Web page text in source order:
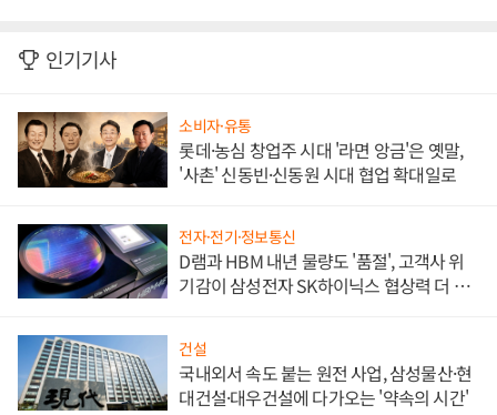
인기기사
소비자·유통
롯데·농심 창업주 시대 '라면 앙금'은 옛말,
'사촌' 신동빈·신동원 시대 협업 확대일로
전자·전기·정보통신
D램과 HBM 내년 물량도 '품절', 고객사 위
기감이 삼성전자 SK하이닉스 협상력 더 키
건설
국내외서 속도 붙는 원전 사업, 삼성물산·현
대건설·대우건설에 다가오는 '약속의 시간'